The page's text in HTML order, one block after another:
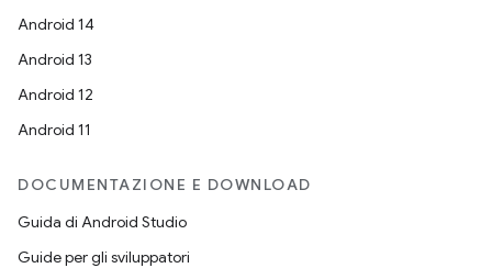
Android 14
Android 13
Android 12
Android 11
DOCUMENTAZIONE E DOWNLOAD
Guida di Android Studio
Guide per gli sviluppatori